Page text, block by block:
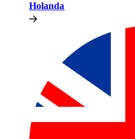
Holanda​​